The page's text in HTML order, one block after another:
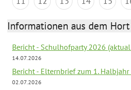
Informationen aus dem
Bericht - Schulhofparty 2026
14.07.2026
Bericht - Elternbrief zum 1.
02.07.2026